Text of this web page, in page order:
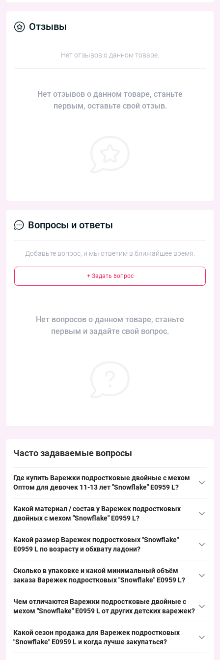
Отзывы
Нет отзывов о данном товаре.
Нет отзывов о данном товаре, станьте
первым, оставьте свой отзыв.
Вопросы и ответы
Добавьте вопрос, и мы ответим в ближайшее время.
+ Задать вопрос
Нет вопросов о данном товаре, станьте
первым и задайте свой вопрос.
Часто задаваемые вопросы
Где купить Варежки подростковые двойные с мехом
Оптом для девочек 11-13 лет "Snowflake" E0959 L?
девочек 11-13 лет "Snowflake" E0959 L можно упаковкой из
подкладкой, которая обеспечивает стабильный спрос и
быстрый оборот на рынке.
Какой материал / состав у Варежек подростковых
двойных с мехом "Snowflake" E0959 L?
слой — полиэстер или акрил, внутренняя подкладка — мех
материал хорошо удерживает тепло и востребован в зимнем
ассортименте.
Какой размер Варежек подростковых "Snowflake"
E0959 L по возрасту и обхвату ладони?
обхвату ладони примерно 17–18 см; это ходовой размер для
обеспечивает быстрые продажи в сезон.
Сколько в упаковке и какой минимальный объём
заказа Варежек подростковых "Snowflake" E0959 L?
такой формат удобен для оптовой закупки, позволяет быстро
ряд в сезон высокого спроса.
Чем отличаются Варежки подростковые двойные с
мехом "Snowflake" E0959 L от других детских варежек?
характеристика, альтернативы — трикотажные модели без
Какой сезон продажа для Варежек подростковых
"Snowflake" E0959 L и когда лучше закупаться?